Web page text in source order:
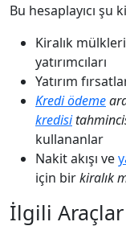
Bu hesaplayıcı şu
Kiralık
yatırımcıları
Yatırım
Kredi ödeme
kredisi
kullananlar
Nakit akışı ve
için birkiralık
İlgili